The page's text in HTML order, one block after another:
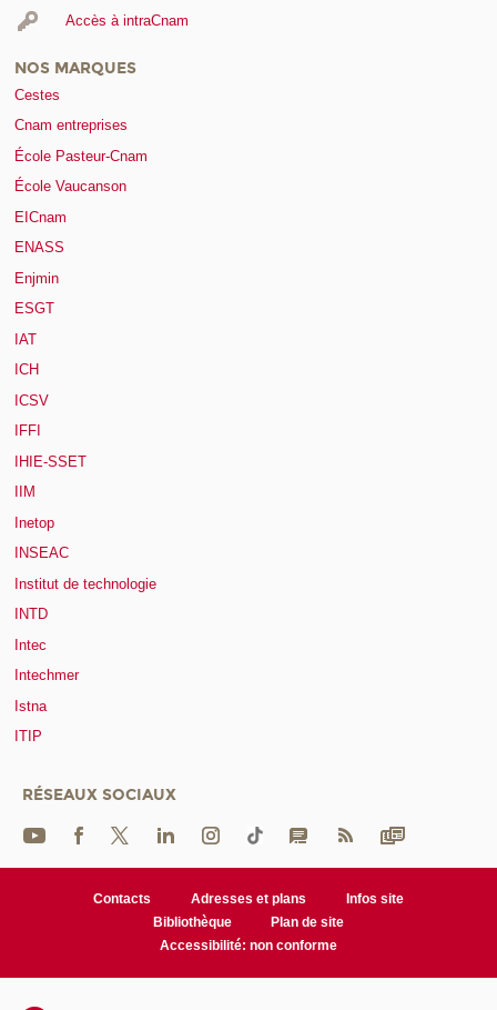
Accès à intraCnam
NOS MARQUES
Cestes
Cnam entreprises
École Pasteur-Cnam
École Vaucanson
EICnam
ENASS
Enjmin
ESGT
IAT
ICH
ICSV
IFFI
IHIE-SSET
IIM
Inetop
INSEAC
Institut de technologie
INTD
Intec
Intechmer
Istna
ITIP
RÉSEAUX SOCIAUX
Contacts Adresses et plans
Infos site
Bibliothèque
Plan de site
Accessibilité: non conforme